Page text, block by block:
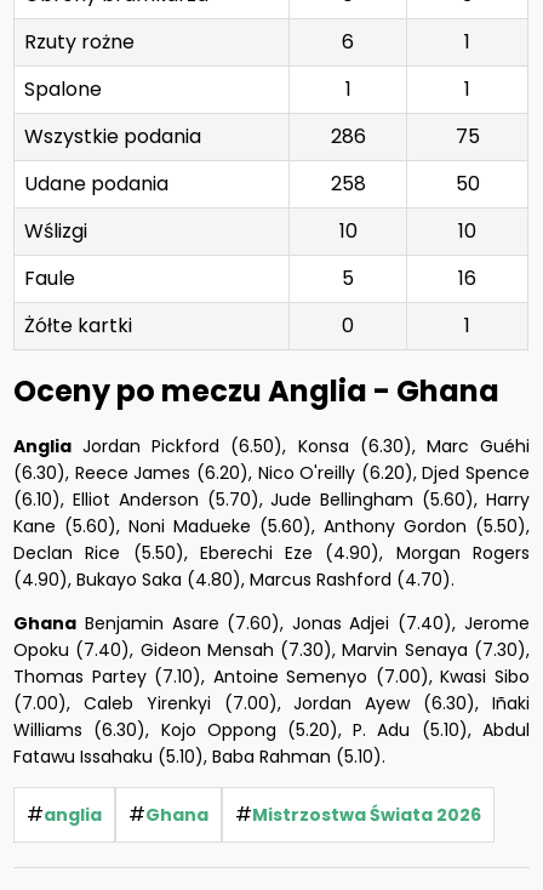
Rzuty rożne
6
1
Spalone
1
1
Wszystkie podania
286
75
Udane podania
258
50
Wślizgi
10
10
Faule
5
16
Żółte kartki
0 1
Oceny po meczu Anglia - Ghana
Anglia Jordan Pickford (6.50), Konsa (6.30), Marc Guéhi
(6.30), Reece James (6.20), Nico O'reilly (6.20), Djed Spence
(6.10), Elliot Anderson (5.70), Jude Bellingham (5.60), Harry
Kane (5.60), Noni Madueke (5.60), Anthony Gordon (5.50),
Declan Rice (5.50), Eberechi Eze (4.90), Morgan Rogers
(4.90), Bukayo Saka (4.80), Marcus Rashford (4.70).
Ghana Benjamin Asare (7.60), Jonas Adjei (7.40), Jerome
Opoku (7.40), Gideon Mensah (7.30), Marvin Senaya (7.30),
Thomas Partey (7.10), Antoine Semenyo (7.00), Kwasi Sibo
(7.00), Caleb Yirenkyi (7.00), Jordan Ayew (6.30), Iñaki
Williams (6.30), Kojo Oppong (5.20), P. Adu (5.10), Abdul
Fatawu Issahaku (5.10), Baba Rahman (5.10).
#anglia #Ghana #Mistrzostwa Świata 2026